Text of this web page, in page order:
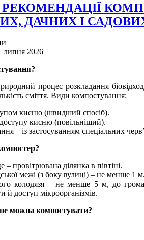
ДАЧНИХ І
липня 2026
процес розкладання
сміття. Види компостування:
кисню (швидший спосіб).
кисню (повільніший).
– із застосуванням спеціальних
– провітрювана ділянка в півтіні.
межі (з боку вулиці) – не менше 1
колодязя – не менше 5 м, до
й доступ мікроорганізмів.
можна компостувати?